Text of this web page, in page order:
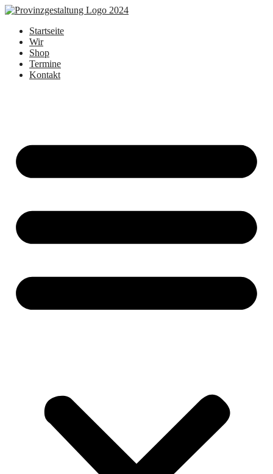
Zum
springenStartseite
Wir
Shop
Termine
Kontakt